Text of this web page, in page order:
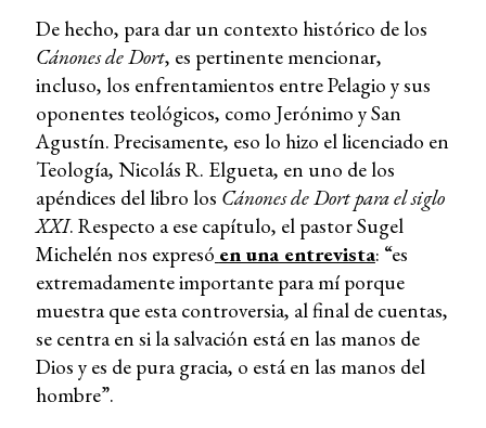
De hecho, para dar un contexto histórico de los
Cánones de Dort, es pertinente mencionar,
incluso, los enfrentamientos entre Pelagio y sus
oponentes teológicos, como Jerónimo y San
Agustín. Precisamente, eso lo hizo el licenciado en
Teología, Nicolás R. Elgueta, en uno de los
apéndices del libro los Cánones de Dort para el siglo
XXI. Respecto a ese capítulo, el pastor Sugel
Michelén nos expresó en una entrevista: “es
extremadamente importante para mí porque
muestra que esta controversia, al final de cuentas,
se centra en si la salvación está en las manos de
Dios y es de pura gracia, o está en las manos del
hombre”.